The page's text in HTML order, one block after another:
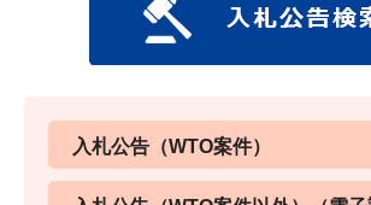
入札公告（WTO案件）